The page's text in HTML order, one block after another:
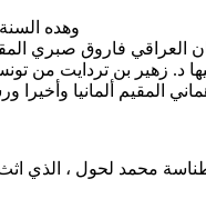
وهده
زهير بن تردايت من
محمد لحول ، الذي